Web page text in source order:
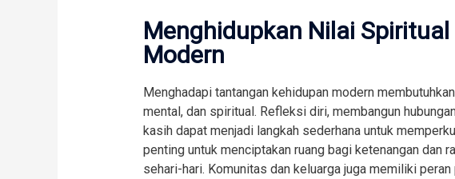
Menghidupkan Nilai
Modern
Menghadapi tantangan kehidupan modern
mental, dan spiritual. Refleksi diri, membangun
kasih dapat menjadi langkah sederhana untuk
penting untuk menciptakan ruang bagi ketenangan dan
sehari-hari. Komunitas dan keluarga juga memiliki